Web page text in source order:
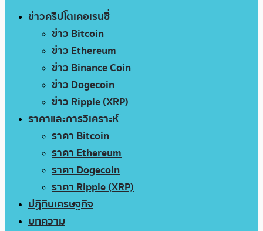
ข่าวคริปโตเคอเรนซี่
ข่าว Bitcoin
ข่าว Ethereum
ข่าว Binance Coin
ข่าว Dogecoin
ข่าว Ripple (XRP)
ราคาและการวิเคราะห์
ราคา Bitcoin
ราคา Ethereum
ราคา Dogecoin
ราคา Ripple (XRP)
ปฏิทินเศรษฐกิจ
บทความ